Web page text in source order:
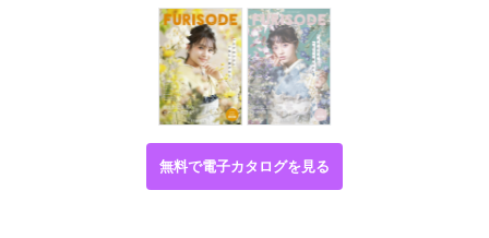
無料で電子カタログを見る